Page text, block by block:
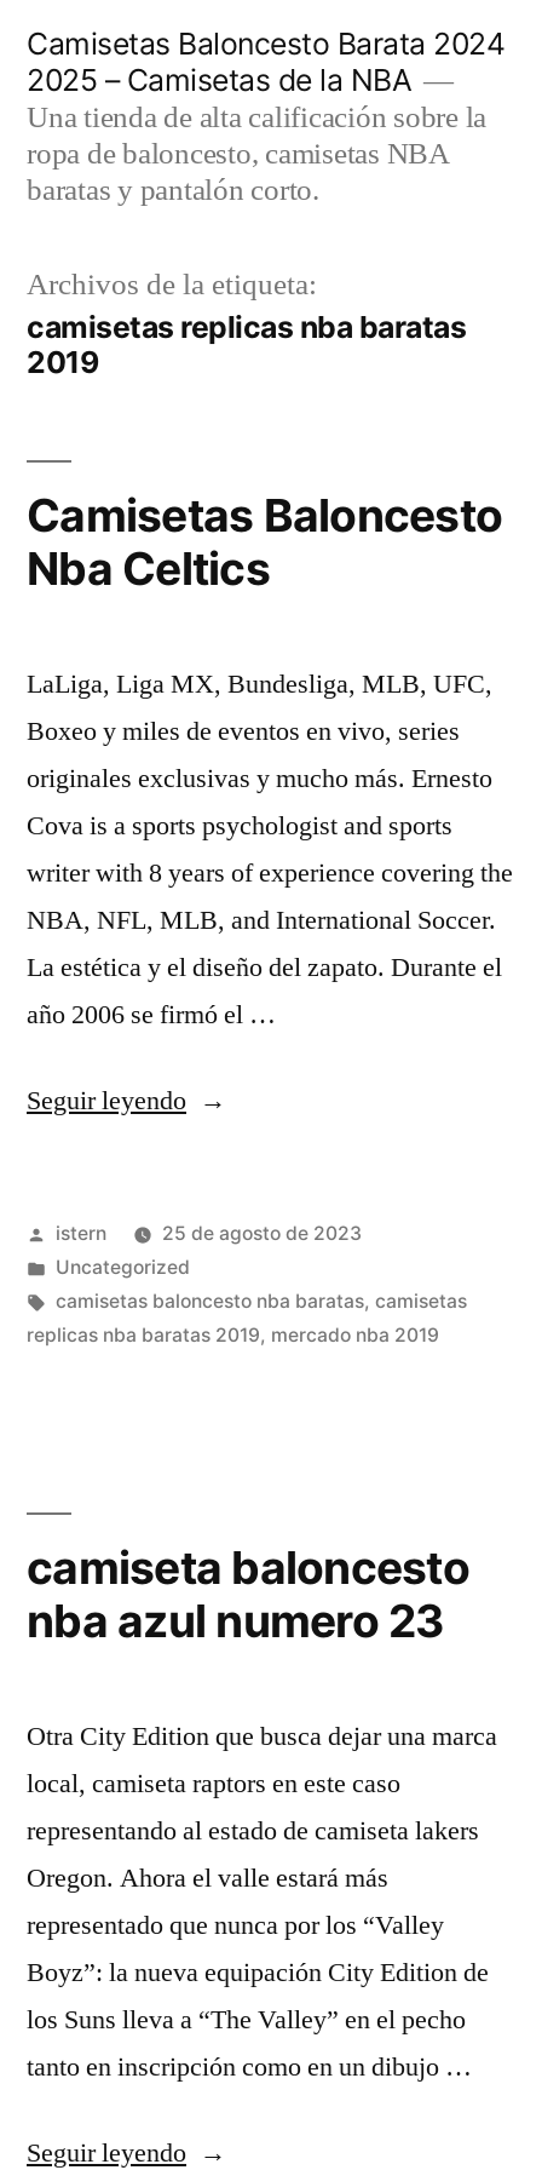
contenido
Camisetas Baloncesto Barata 2024
2025 – Camisetas de la NBA
Una tienda de alta calificación sobre la
ropa de baloncesto, camisetas NBA
baratas y pantalón corto.
Archivos de la etiqueta:
camisetas replicas nba baratas
2019
Camisetas Baloncesto
Nba Celtics
LaLiga, Liga MX, Bundesliga, MLB, UFC,
Boxeo y miles de eventos en vivo, series
originales exclusivas y mucho más. Ernesto
Cova is a sports psychologist and sports
writer with 8 years of experience covering the
NBA, NFL, MLB, and International Soccer.
La estética y el diseño del zapato. Durante el
año 2006 se firmó el …
Seguir leyendo«Camisetas
Celtics»
Publicado
por
istern
25 de agosto de 2023
Publicado
en
Uncategorized
Etiquetas:
camisetas baloncesto nba baratas, camisetas
replicas nba baratas 2019, mercado nba 2019
camiseta baloncesto
nba azul numero 23
Otra City Edition que busca dejar una marca
local, camiseta raptors en este caso
representando al estado de camiseta lakers
Oregon. Ahora el valle estará más
representado que nunca por los “Valley
Boyz”: la nueva equipación City Edition de
los Suns lleva a “The Valley” en el pecho
tanto en inscripción como en un dibujo …
Seguir leyendo«camiseta